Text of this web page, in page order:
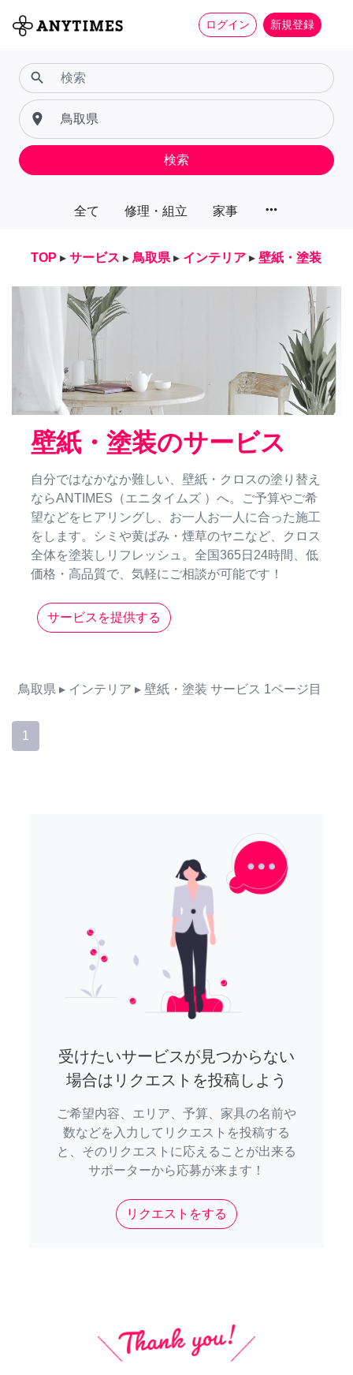
ログイン 新規登録
全て 修理・組立 家事 more_horiz
search
place
検索
TOP ▸ サービス ▸ 鳥取県 ▸ インテリア ▸ 壁紙・塗装
壁紙・塗装のサービス
自分ではなかなか難しい、壁紙・クロスの塗り替え
ならANTIMES（エニタイムズ ）へ。ご予算やご希
望などをヒアリングし、お一人お一人に合った施工
をします。シミや黄ばみ・煙草のヤニなど、クロス
全体を塗装しリフレッシュ。全国365日24時間、低
価格・高品質で、気軽にご相談が可能です！
サービスを提供する
鳥取県 ▸ インテリア ▸ 壁紙・塗装 サービス 1ページ目
1
受けたいサービスが見つからない
場合はリクエストを投稿しよう
ご希望内容、エリア、予算、家具の名前や
数などを入力してリクエストを投稿する
と、そのリクエストに応えることが出来る
サポーターから応募が来ます！
リクエストをする